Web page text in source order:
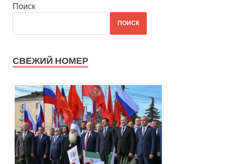
Поиск
ПОИСК
СВЕЖИЙ НОМЕР